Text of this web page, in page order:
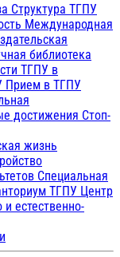
Структура ТГПУ
Международная
библиотека
ТГПУ в
Прием в ТГПУ
достижения Стоп-
жизнь
Специальная
ТГПУ Центр
естественно-